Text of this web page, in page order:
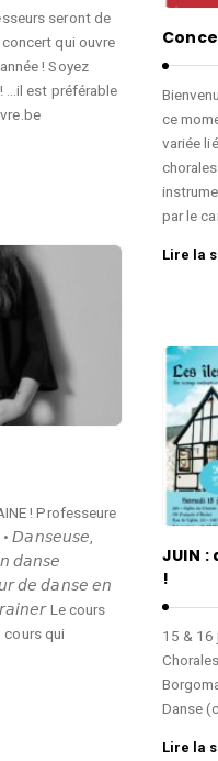
seront de
qui ouvre
! Soyez
…il est préférable
ce
variée
par le
Lire la
! Professeure
• 𝘋𝘢𝘯𝘴𝘦𝘶𝘴𝘦,
𝘥𝘢𝘯𝘴𝘦
𝘥𝘦 𝘥𝘢𝘯𝘴𝘦 𝘦𝘯
Le cours
cours qui
JUIN
!
15 & 16
Danse
Lire la